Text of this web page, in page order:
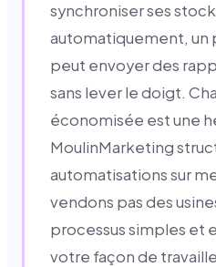
synchroniser ses
automatiquement, un
peut envoyer des
sans lever le doigt.
économisée est une
MoulinMarketing
automatisations sur
vendons pas des
processus simples et
votre façon de